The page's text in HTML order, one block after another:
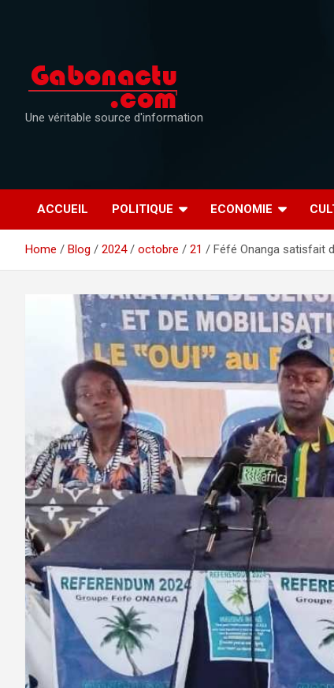
Une véritable source d'information
ACCUEIL POLITIQUE ECONOMIE
Home Blog 2024 octobre 21 Féfé Onanga satisfait